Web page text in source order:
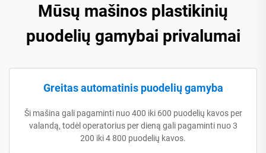
Mūsų mašinos plastikinių
puodelių gamybai privalumai
Greitas automatinis puodelių gamyba
Ši mašina gali pagaminti nuo 400 iki 600 puodelių kavos per
valandą, todėl operatorius per dieną gali pagaminti nuo 3
200 iki 4 800 puodelių kavos.